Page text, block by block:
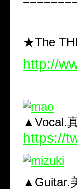
★The
http://
▲Vocal.
https://
▲Guitar.